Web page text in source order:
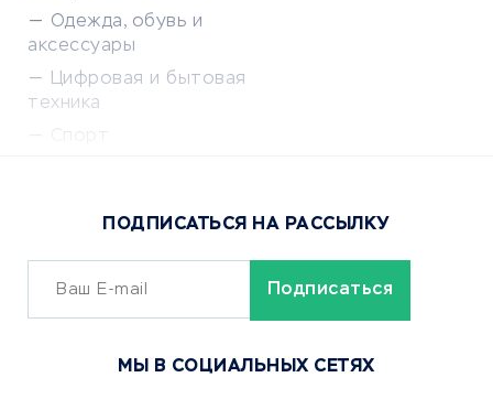
Одежда, обувь и
аксессуары
Цифровая и бытовая
техника
Сервисы доставки
ОБУЧЕНИЕ И РАБОТА
ПОДПИСАТЬСЯ НА РАССЫЛКУ
МЫ В СОЦИАЛЬНЫХ СЕТЯХ